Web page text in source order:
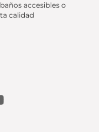
accesibles o
calidad